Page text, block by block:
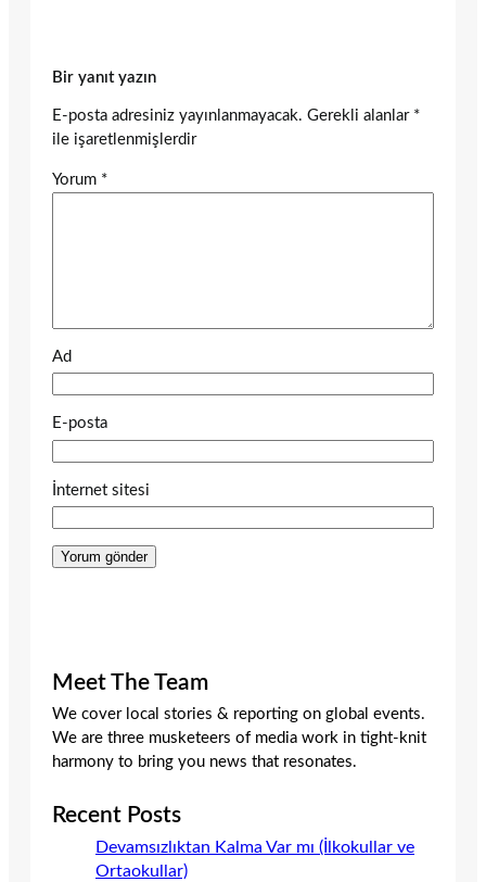
Bir yanıt yazın
E-posta adresiniz yayınlanmayacak. Gerekli alanlar *
ile işaretlenmişlerdir
Yorum *
Ad
E-posta
İnternet sitesi
Meet The Team
We cover local stories & reporting on global events.
We are three musketeers of media work in tight-knit
harmony to bring you news that resonates.
Recent Posts
Devamsızlıktan Kalma Var mı (İlkokullar ve
Ortaokullar)